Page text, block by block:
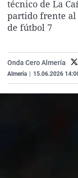
técnico de La
partido frente
de fútbol 7
Onda Cero Almería
Almería 15.06.2026